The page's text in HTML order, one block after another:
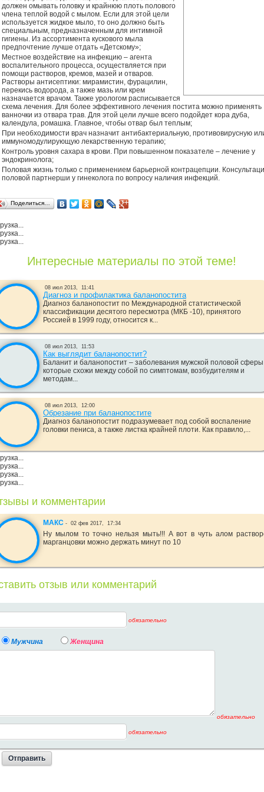
должен омывать головку и крайнюю плоть полового
члена теплой водой с мылом. Если для этой цели
используется жидкое мыло, то оно должно быть
специальным, предназначенным для интимной
гигиены. Из ассортимента кускового мыла
предпочтение лучше отдать «Детскому»;
Местное воздействие на инфекцию – агента
воспалительного процесса, осуществляется при
помощи растворов, кремов, мазей и отваров.
Растворы антисептики: мирамистин, фурацилин,
перекись водорода, а также мазь или крем
назначается врачом. Также урологом расписывается
схема лечения. Для более эффективного лечения постита можно применять
ванночки из отвара трав. Для этой цели лучше всего подойдет кора дуба,
календула, ромашка. Главное, чтобы отвар был теплым;
При необходимости врач назначит антибактериальную, противовирусную
иммуномодулирующую лекарственную терапию;
Контроль уровня сахара в крови. При повышенном показателе – лечение у
эндокринолога;
Половая жизнь только с применением барьерной контрацепции.
половой партнерши у гинеколога по вопросу наличия инфекций.
Поделиться…
Интересные материалы по этой теме!
08 июл 2013, 11:41
Диагноз и профилактика баланопостита
Диагноз баланопостит по Международной статистической
классификации десятого пересмотра (МКБ -10), принятого
Россией в 1999 году, относится к...
08 июл 2013, 11:53
Как выглядит баланопостит?
Баланит и баланопостит – заболевания мужской половой
которые схожи между собой по симптомам, возбудителям и
методам...
08 июл 2013, 12:00
Обрезание при баланопостите
Диагноз баланопостит подразумевает под собой воспаление
головки пениса, а также листка крайней плоти. Как правило,...
и комментарии
МАКС - 02 фев 2017, 17:34
Ну мылом то точно нельзя мыть!!! А вот в чуть алом
марганцовки можно держать минут по 10
отзыв или комментарий
обязательно
Мужчина Женщина
обязательно
обязательно